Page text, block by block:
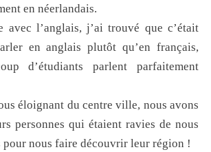
en néerlandais.
avec l’anglais, j’ai trouvé que c’était
en anglais plutôt qu’en français,
d’étudiants parlent parfaitement
éloignant du centre ville, nous avons
personnes qui étaient ravies de nous
pour nous faire découvrir leur région !